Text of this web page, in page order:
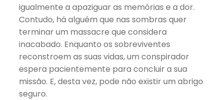
igualmente a apaziguar as memórias e a dor.
Contudo, há alguém que nas sombras quer
terminar um massacre que considera
inacabado. Enquanto os sobreviventes
reconstroem as suas vidas, um conspirador
espera pacientemente para concluir a sua
missão. E, desta vez, pode não existir um abrigo
seguro.